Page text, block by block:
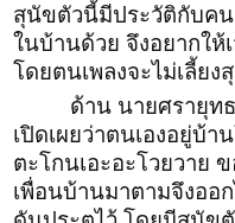
สุนัขตัวนี้มีประวัติกับคน
ในบ้านด้วย จึงอยากให้
โดยตนเพลงจะไม่เลี้ย
ด้าน นายศรายุท
เปิดเผยว่าตนเองอยู่บ้า
ตะโกนเอะอะโวยวาย
เพื่อนบ้านมาตามจึงออ